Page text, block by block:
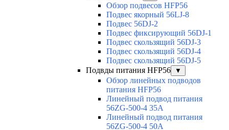
Обзор подвесов HFP56
Подвес якорный 56LJ-8
Подвес 56DJ-2
Подвес фиксирующий 56DJ-1
Подвес скользящий 56DJ-3
Подвес скользящий 56DJ-4
Подвес скользящий 56DJ-5
Подвды питания HFP56
▼
Обзор линейных подводов
питания HFP56
Линейный подвод питания
56ZG-500-4 35A
Линейный подвод питания
56ZG-500-4 50A